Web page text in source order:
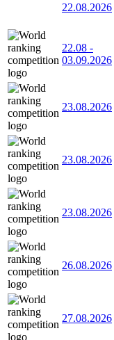
22.08.2026
22.08 -
03.09.2026
23.08.2026
23.08.2026
23.08.2026
26.08.2026
27.08.2026